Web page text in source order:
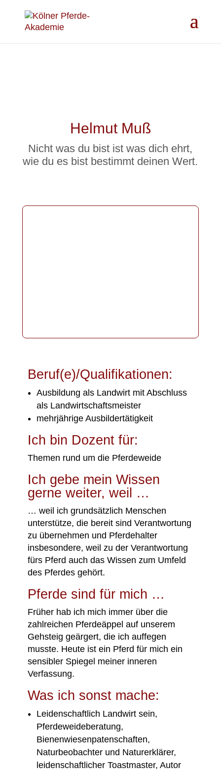
Helmut Muß
Nicht was du bist ist was dich ehrt,
wie du es bist bestimmt deinen Wert.
Beruf(e)/Qualifikationen:
Ausbildung als Landwirt mit Abschluss
als Landwirtschaftsmeister
mehrjährige Ausbildertätigkeit
Ich bin Dozent für:
Themen rund um die Pferdeweide
Ich gebe mein Wissen
gerne weiter, weil …
… weil ich grundsätzlich Menschen
unterstütze, die bereit sind Verantwortung
zu übernehmen und Pferdehalter
insbesondere, weil zu der Verantwortung
fürs Pferd auch das Wissen zum Umfeld
des Pferdes gehört.
Pferde sind für mich …
Früher hab ich mich immer über die
zahlreichen Pferdeäppel auf unserem
Gehsteig geärgert, die ich auffegen
musste. Heute ist ein Pferd für mich ein
sensibler Spiegel meiner inneren
Verfassung.
Was ich sonst mache:
Leidenschaftlich Landwirt sein,
Pferdeweideberatung,
Bienenwiesenpatenschaften,
Naturbeobachter und Naturerklärer,
leidenschaftlicher Toastmaster, Autor